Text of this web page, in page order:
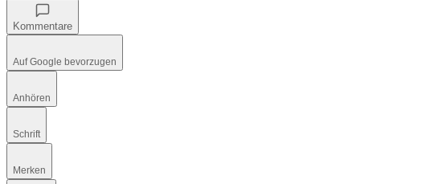
Kommentare
Auf Google bevorzugen
Anhören
Schrift
Merken